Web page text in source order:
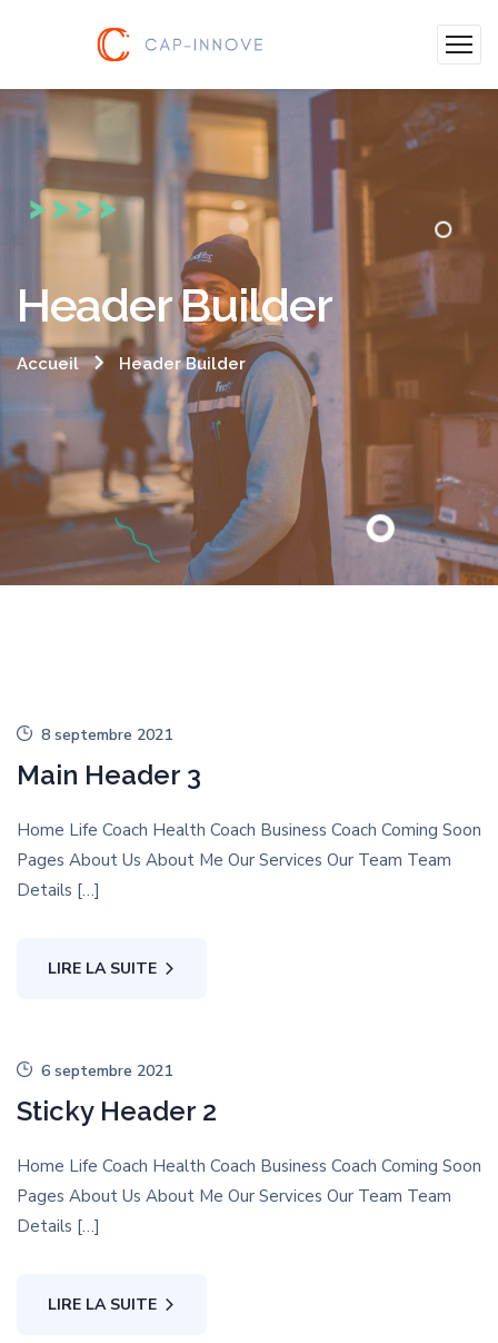
Header Builder
Accueil Header Builder
8 septembre 2021
Main Header 3
Home Life Coach Health Coach Business Coach Coming Soon
Pages About Us About Me Our Services Our Team Team
Details […]
LIRE LA SUITE
6 septembre 2021
Sticky Header 2
Home Life Coach Health Coach Business Coach Coming Soon
Pages About Us About Me Our Services Our Team Team
Details […]
LIRE LA SUITE